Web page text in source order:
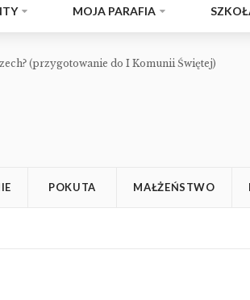
MOJA PARAFIA
(przygotowanie do I Komunii Świętej)
POKUTA MAŁŻEŃSTWO